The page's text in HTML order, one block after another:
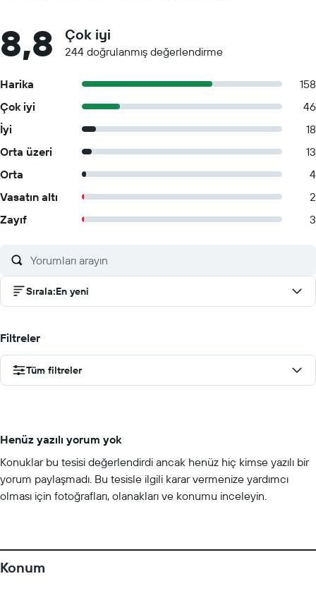
8,8 Çok iyi
244 doğrulanmış değerlendirme
Harika
158
Çok iyi
46
İyi
18
Orta üzeri
13
Orta
4
Vasatın altı
2
Zayıf
3
Sırala:En yeni
Filtreler
Tüm filtreler
Henüz yazılı yorum yok
Konuklar bu tesisi değerlendirdi ancak henüz hiç kimse yazılı bir
yorum paylaşmadı. Bu tesisle ilgili karar vermenize yardımcı
olması için fotoğrafları, olanakları ve konumu inceleyin.
Konum